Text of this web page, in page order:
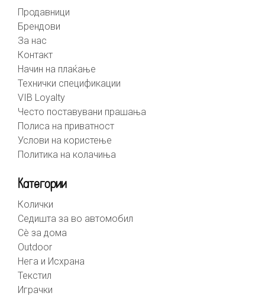
Продавници
Брендови
За нас
Контакт
Начин на плаќање
Технички спецификации
VIB Loyalty
Често поставувани прашања
Полиса на приватност
Услови на користење
Политика на колачиња
Категории
Колички
Седишта за во автомобил
Сè за дома
Outdoor
Нега и Исхрана
Текстил
Играчки